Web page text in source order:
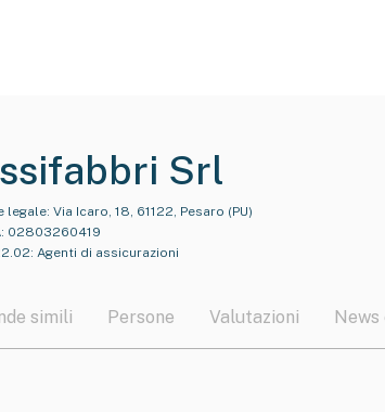
Srl
legale: Via Icaro, 18, 61122, Pesaro (PU)
02803260419
: Agenti di assicurazioni
simili Persone Valutazioni News